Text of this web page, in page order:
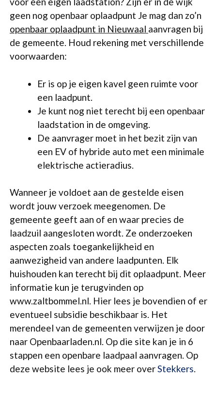
geen nog openbaar oplaadpunt Je mag dan zo’n
openbaar oplaadpunt in Nieuwaal aanvragen bij
de gemeente. Houd rekening met verschillende
voorwaarden:
Er is op je eigen kavel geen ruimte voor
een laadpunt.
Je kunt nog niet terecht bij een openbaar
laadstation in de omgeving.
De aanvrager moet in het bezit zijn van
een EV of hybride auto met een minimale
elektrische actieradius.
Wanneer je voldoet aan de gestelde eisen
wordt jouw verzoek meegenomen. De
gemeente geeft aan of en waar precies de
laadzuil aangesloten wordt. Ze onderzoeken
aspecten zoals toegankelijkheid en
aanwezigheid van andere laadpunten. Elk
huishouden kan terecht bij dit oplaadpunt. Meer
informatie kun je terugvinden op
www.zaltbommel.nl. Hier lees je bovendien of er
eventueel subsidie beschikbaar is. Het
merendeel van de gemeenten verwijzen je door
naar Openbaarladen.nl. Op die site kan je in 6
stappen een openbare laadpaal aanvragen. Op
deze website lees je ook meer overStekkers.